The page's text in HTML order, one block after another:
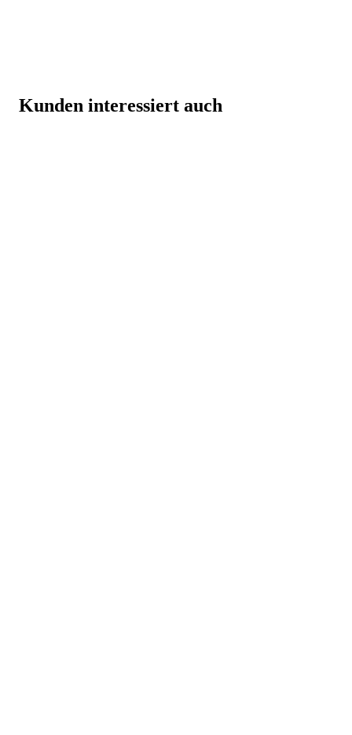
Kunden interessiert auch